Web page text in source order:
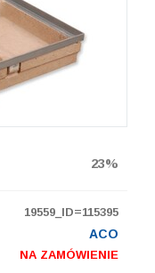
23%
19559_ID=115395
ACO
NA ZAMÓWIENIE